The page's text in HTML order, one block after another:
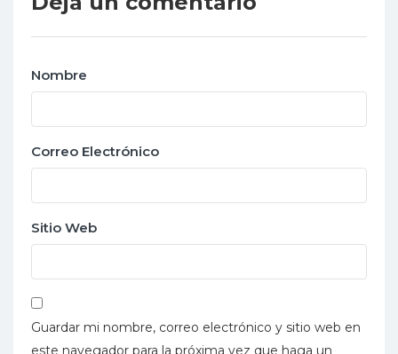
Nombre
Correo Electrónico
Sitio Web
Guardar mi nombre, correo electrónico y sitio web en
este navegador para la próxima vez que haga un